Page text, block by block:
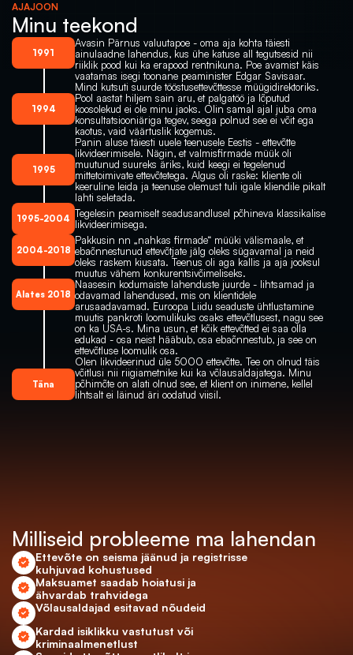
AJAJOON
Minu teekond
1991
Avasin Pärnus valuutapoe - oma aja kohta täiesti
ainulaadne lahendus, kus ühe katuse all tegutsesid nii
riiklik pood kui ka erapood rentnikuna. Poe avamist käis
vaatamas isegi toonane peaminister Edgar Savisaar.
1994
Mind kutsuti suurde tööstusettevõttesse müügidirektoriks.
Pool aastat hiljem sain aru, et palgatöö ja lõputud
koosolekud ei ole minu jaoks. Olin samal ajal juba oma
konsultatsiooniäriga tegev, seega polnud see ei võit ega
kaotus, vaid väärtuslik kogemus.
1995
Panin aluse täiesti uuele teenusele Eestis - ettevõtte
likvideerimisele. Nägin, et valmisfirmade müük oli
muutunud suureks äriks, kuid keegi ei tegelenud
mittetoimivate ettevõtetega. Algus oli raske: kliente oli
keeruline leida ja teenuse olemust tuli igale kliendile pikalt
lahti seletada.
1995-2004 Tegelesin peamiselt seadusandlusel põhineva klassikalise
likvideerimisega.
2004-2018
Pakkusin nn „nahkas firmade“ müüki välismaale, et
ebaõnnestunud ettevõtjate jälg oleks sügavamal ja neid
oleks raskem kiusata. Teenus oli aga kallis ja aja jooksul
muutus vähem konkurentsivõimeliseks.
Alates 2018
Naasesin kodumaiste lahenduste juurde - lihtsamad ja
odavamad lahendused, mis on klientidele
arusaadavamad. Euroopa Liidu seaduste ühtlustamine
muutis pankroti loomulikuks osaks ettevõtlusest, nagu see
on ka USA-s. Mina usun, et kõik ettevõtted ei saa olla
edukad - osa neist hääbub, osa ebaõnnestub, ja see on
ettevõtluse loomulik osa.
Täna
Olen likvideerinud üle 5000 ettevõtte. Tee on olnud täis
võitlusi nii riigiametnike kui ka võlausaldajatega. Minu
põhimõte on alati olnud see, et klient on inimene, kellel
lihtsalt ei läinud äri oodatud viisil.
Milliseid probleeme ma lahendan
Ettevõte on seisma jäänud ja registrisse
kuhjuvad kohustused
Maksuamet saadab hoiatusi ja
ähvardab trahvidega
Võlausaldajad esitavad nõudeid
Kardad isiklikku vastutust või
kriminaalmenetlust